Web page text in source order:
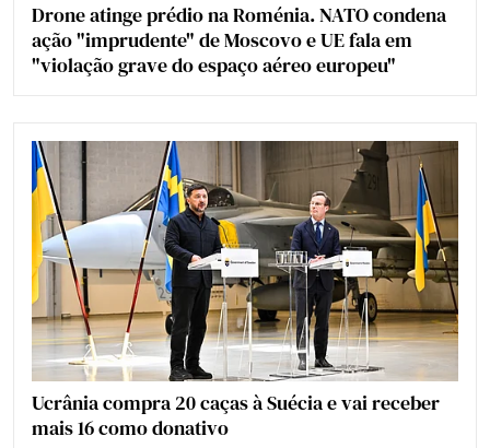
Drone atinge prédio na Roménia. NATO condena
ação "imprudente" de Moscovo e UE fala em
"violação grave do espaço aéreo europeu"
Ucrânia compra 20 caças à Suécia e vai receber
mais 16 como donativo